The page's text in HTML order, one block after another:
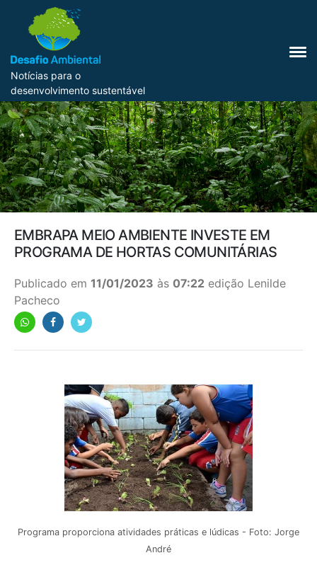
Notícias para o
desenvolvimento sustentável
EMBRAPA MEIO AMBIENTE INVESTE EM
PROGRAMA DE HORTAS COMUNITÁRIAS
Publicado em 11/01/2023 às 07:22 edição Lenilde
Pacheco
Programa proporciona atividades práticas e lúdicas - Foto: Jorge
André